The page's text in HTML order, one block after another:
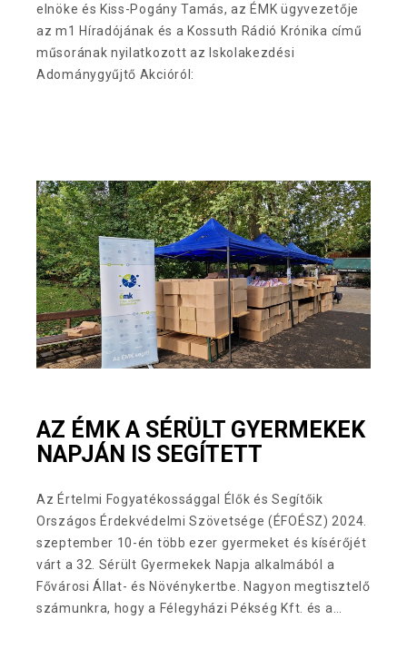
elnöke és Kiss-Pogány Tamás, az ÉMK ügyvezetője
az m1 Híradójának és a Kossuth Rádió Krónika című
műsorának nyilatkozott az Iskolakezdési
Adománygyűjtő Akcióról:
AZ ÉMK A SÉRÜLT GYERMEKEK
NAPJÁN IS SEGÍTETT
Az Értelmi Fogyatékossággal Élők és Segítőik
Országos Érdekvédelmi Szövetsége (ÉFOÉSZ) 2024.
szeptember 10-én több ezer gyermeket és kísérőjét
várt a 32. Sérült Gyermekek Napja alkalmából a
Fővárosi Állat- és Növénykertbe. Nagyon megtisztelő
számunkra, hogy a Félegyházi Pékség Kft. és a…